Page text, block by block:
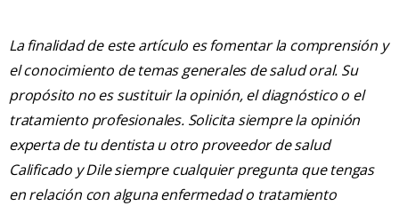
La finalidad de este artículo es fomentar la comprensión y
el conocimiento de temas generales de salud oral. Su
propósito no es sustituir la opinión, el diagnóstico o el
tratamiento profesionales. Solicita siempre la opinión
experta de tu dentista u otro proveedor de salud
Calificado y Dile siempre cualquier pregunta que tengas
en relación con alguna enfermedad o tratamiento